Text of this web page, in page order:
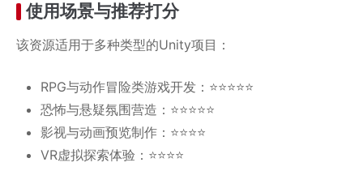
使用场景与推荐打分
该资源适用于多种类型的Unity项目：
RPG与动作冒险类游戏开发：⭐⭐⭐⭐⭐
恐怖与悬疑氛围营造：⭐⭐⭐⭐⭐
影视与动画预览制作：⭐⭐⭐⭐
VR虚拟探索体验：⭐⭐⭐⭐